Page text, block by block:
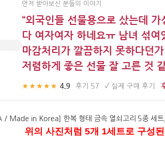
먼저 받아보신 분들의 이야기
“외국인들 선물용으로 샀는데
다 여자여자 하네요ㅠ 남녀 섞
마감처리가 깔끔하지 못하다던
저렴하게 좋은 선물 잘 고른 것
★★★★★ 4.9 · 후기 57 · ✓ 실제 구매 후기 ·
위의 사진처럼 5개 1세트로 구성